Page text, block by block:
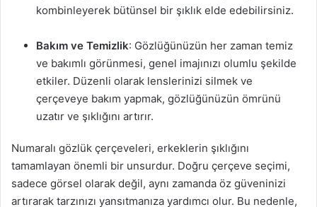
kombinleyerek bütünsel bir şıklık elde edebilirsiniz.
Bakım ve Temizlik: Gözlüğünüzün her zaman temiz
ve bakımlı görünmesi, genel imajınızı olumlu şekilde
etkiler. Düzenli olarak lenslerinizi silmek ve
çerçeveye bakım yapmak, gözlüğünüzün ömrünü
uzatır ve şıklığını artırır.
Numaralı gözlük çerçeveleri, erkeklerin şıklığını
tamamlayan önemli bir unsurdur. Doğru çerçeve seçimi,
sadece görsel olarak değil, aynı zamanda öz güveninizi
artırarak tarzınızı yansıtmanıza yardımcı olur. Bu nedenle,